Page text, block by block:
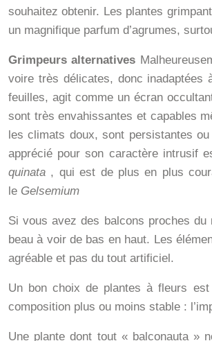
souhaitez obtenir. Les plantes
un magnifique parfum d’agrumes,
Grimpeurs alternatives
voire très délicates, donc inadaptées
feuilles, agit comme un écran
sont très envahissantes et capables
les climats doux, sont persistantes
apprécié pour son caractère intrusif
quinata , qui est de plus en plus
le Gelsemium
Si vous avez des balcons proches
beau à voir de bas en haut. Les
agréable et pas du tout artificiel.
Un bon choix de plantes à fleurs
composition plus ou moins stable :
Une plante dont tout « balconauta »